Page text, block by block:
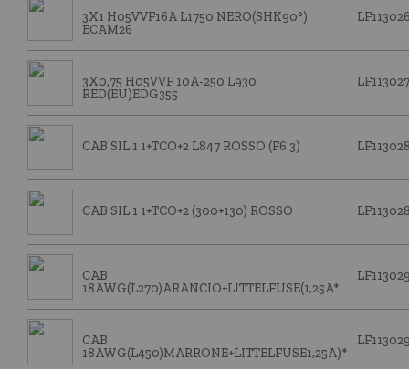
3X1 H05VVF16A L1750 NERO(SHK90°)
ECAM26
3X0,75 H05VVF 10A-250 L930
RED(EU)EDG355
CAB SIL 1 1+TCO+2 L847 ROSSO (F6.3)
CAB SIL 1 1+TCO+2 (300+130) ROSSO
CAB
18AWG(L270)ARANCIO+LITTELFUSE(1,25A*
CAB
18AWG(L450)MARRONE+LITTELFUSE1,25A)*